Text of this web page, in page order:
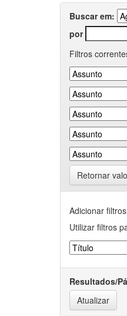
Buscar em:
por
Filtros
Retornar
Adicionar
Utilizar filtros
Resultados/